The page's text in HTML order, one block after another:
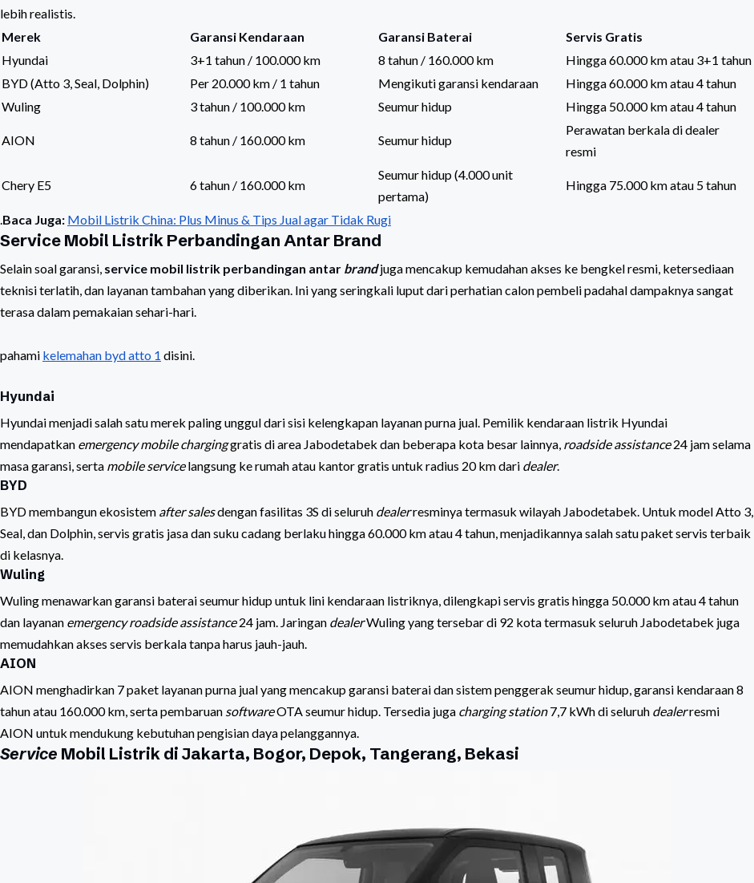
lebih realistis.
Merek
Garansi Kendaraan Garansi Baterai
Servis Gratis
Hyundai
3+1 tahun / 100.000 km 8 tahun / 160.000 km
Hingga 60.000 km atau 3+1 tahun
BYD (Atto 3, Seal, Dolphin)
Per 20.000 km / 1 tahun Mengikuti garansi kendaraan
Hingga 60.000 km atau 4 tahun
Wuling
3 tahun / 100.000 km Seumur hidup Hingga 50.000 km atau 4 tahun
AION 8 tahun / 160.000 km Seumur hidup
Perawatan berkala di dealer
resmi
Chery E5 6 tahun / 160.000 km
Seumur hidup (4.000 unit
pertama)
Hingga 75.000 km atau 5 tahun
.Baca Juga: Mobil Listrik China: Plus Minus & Tips Jual agar Tidak Rugi
Service Mobil Listrik Perbandingan Antar Brand
Selain soal garansi, service mobil listrik perbandingan antar brandjuga mencakup kemudahan akses ke bengkel resmi, ketersediaan
teknisi terlatih, dan layanan tambahan yang diberikan. Ini yang seringkali luput dari perhatian calon pembeli padahal dampaknya sangat
terasa dalam pemakaian sehari-hari.
pahami kelemahan byd atto 1 disini.
Hyundai
Hyundai menjadi salah satu merek paling unggul dari sisi kelengkapan layanan purna jual. Pemilik kendaraan listrik Hyundai
mendapatkan emergency mobile charginggratis di area Jabodetabek dan beberapa kota besar lainnya, roadside assistance24 jam selama
masa garansi, serta mobile servicelangsung ke rumah atau kantor gratis untuk radius 20 km dari dealer.
BYD
BYD membangun ekosistem after salesdengan fasilitas 3S di seluruh dealerresminya termasuk wilayah Jabodetabek. Untuk model Atto 3,
Seal, dan Dolphin, servis gratis jasa dan suku cadang berlaku hingga 60.000 km atau 4 tahun, menjadikannya salah satu paket servis terbaik
di kelasnya.
Wuling
Wuling menawarkan garansi baterai seumur hidup untuk lini kendaraan listriknya, dilengkapi servis gratis hingga 50.000 km atau 4 tahun
dan layanan emergency roadside assistance24 jam. Jaringan dealerWuling yang tersebar di 92 kota termasuk seluruh Jabodetabek juga
memudahkan akses servis berkala tanpa harus jauh-jauh.
AION
AION menghadirkan 7 paket layanan purna jual yang mencakup garansi baterai dan sistem penggerak seumur hidup, garansi kendaraan 8
tahun atau 160.000 km, serta pembaruan softwareOTA seumur hidup. Tersedia juga charging station7,7 kWh di seluruh dealerresmi
AION untuk mendukung kebutuhan pengisian daya pelanggannya.
Service Mobil Listrik di Jakarta, Bogor, Depok, Tangerang, Bekasi